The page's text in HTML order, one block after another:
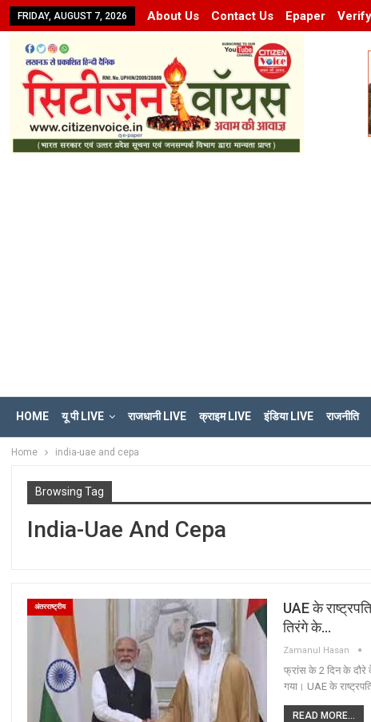
FRIDAY, AUGUST 7, 2026 About Us Contact Us Epaper
HOME यू पी LIVE राजधानी LIVE क्राइम LIVE इंडिया LIVE राजनीति
Home india-uae and cepa
Browsing Tag
India-Uae And Cepa
अंतरराष्ट्रीय
UAE के
तिरंगे के…
Zamanul Hasan
फ्रांस के 2 दिन के दौरे
गया। UAE के
READ MORE...